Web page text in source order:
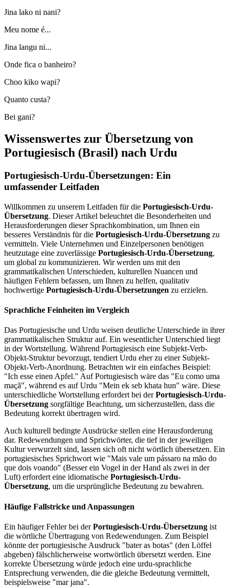
Jina lako ni nani?
Meu nome é...
Jina langu ni...
Onde fica o banheiro?
Choo kiko wapi?
Quanto custa?
Bei gani?
Wissenswertes zur Übersetzung von
Portugiesisch (Brasil) nach Urdu
Portugiesisch-Urdu-Übersetzungen: Ein
umfassender Leitfaden
Willkommen zu unserem Leitfaden für die Portugiesisch-Urdu-
Übersetzung. Dieser Artikel beleuchtet die Besonderheiten und
Herausforderungen dieser Sprachkombination, um Ihnen ein
besseres Verständnis für die Portugiesisch-Urdu-Übersetzung zu
vermitteln. Viele Unternehmen und Einzelpersonen benötigen
heutzutage eine zuverlässige Portugiesisch-Urdu-Übersetzung,
um global zu kommunizieren. Wir werden uns mit den
grammatikalischen Unterschieden, kulturellen Nuancen und
häufigen Fehlern befassen, um Ihnen zu helfen, qualitativ
hochwertige Portugiesisch-Urdu-Übersetzungen zu erzielen.
Sprachliche Feinheiten im Vergleich
Das Portugiesische und Urdu weisen deutliche Unterschiede in ihrer
grammatikalischen Struktur auf. Ein wesentlicher Unterschied liegt
in der Wortstellung. Während Portugiesisch eine Subjekt-Verb-
Objekt-Struktur bevorzugt, tendiert Urdu eher zu einer Subjekt-
Objekt-Verb-Anordnung. Betrachten wir ein einfaches Beispiel:
"Ich esse einen Apfel." Auf Portugiesisch wäre das "Eu como uma
maçã", während es auf Urdu "Mein ek seb khata hun" wäre. Diese
unterschiedliche Wortstellung erfordert bei derPortugiesisch-Urdu-
Übersetzung sorgfältige Beachtung, um sicherzustellen, dass die
Bedeutung korrekt übertragen wird.
Auch kulturell bedingte Ausdrücke stellen eine Herausforderung
dar. Redewendungen und Sprichwörter, die tief in der jeweiligen
Kultur verwurzelt sind, lassen sich oft nicht wörtlich übersetzen. Ein
portugiesisches Sprichwort wie "Mais vale um pássaro na mão do
que dois voando" (Besser ein Vogel in der Hand als zwei in der
Luft) erfordert eine idiomatische Portugiesisch-Urdu-
Übersetzung, um die ursprüngliche Bedeutung zu bewahren.
Häufige Fallstricke und Anpassungen
Ein häufiger Fehler bei derPortugiesisch-Urdu-Übersetzung ist
die wörtliche Übertragung von Redewendungen. Zum Beispiel
könnte der portugiesische Ausdruck "bater as botas" (den Löffel
abgeben) fälschlicherweise wortwörtlich übersetzt werden. Eine
korrekte Übersetzung würde jedoch eine urdu-sprachliche
Entsprechung verwenden, die die gleiche Bedeutung vermittelt,
beispielsweise "mar jana".